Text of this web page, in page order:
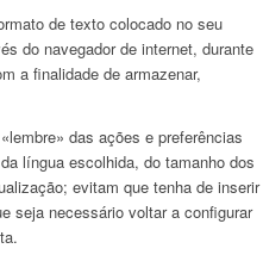
de texto colocado no seu
do navegador de internet, durante
a finalidade de armazenar,
das ações e preferências
língua escolhida, do tamanho dos
evitam que tenha de inserir
seja necessário voltar a configurar